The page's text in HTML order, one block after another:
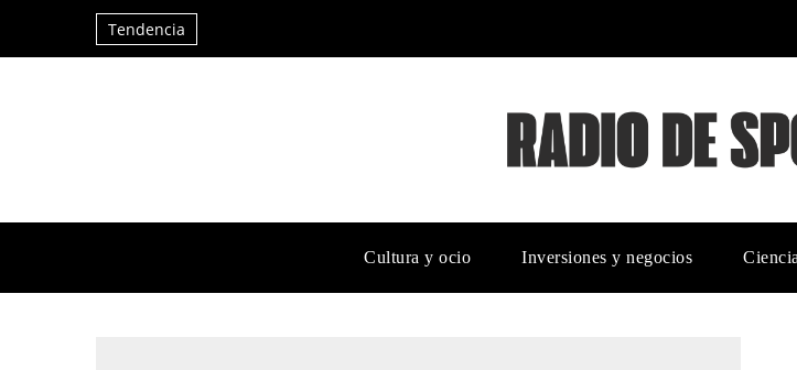
Tendencia
Cultura y ocio Inversiones y negocios